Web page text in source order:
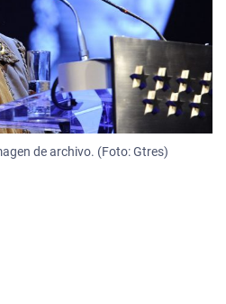
de archivo. (Foto: Gtres)